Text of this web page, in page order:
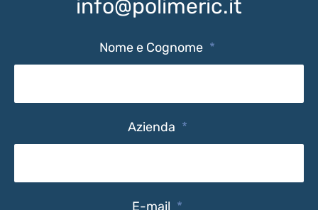
info@polimeric.it
Nome e Cognome *
Azienda *
E-mail *